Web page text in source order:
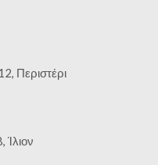
Περιστέρι
Ίλιον